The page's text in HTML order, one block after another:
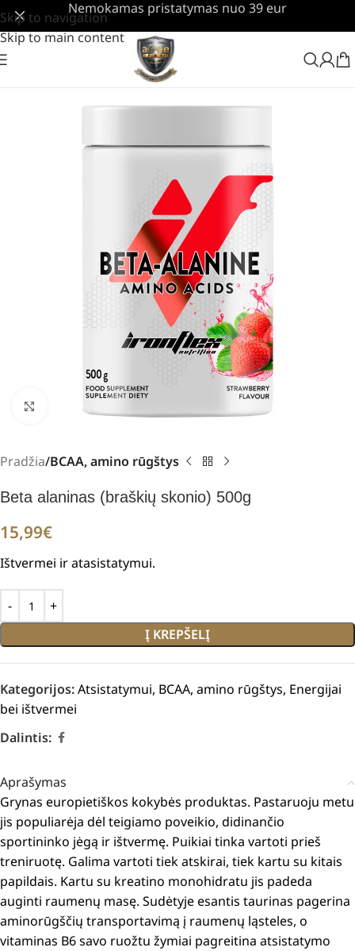
Skip to navigation
Skip to main content
Nemokamas pristatymas nuo 39 eur
Pradžia BCAA, amino rūgštys
Beta alaninas (braškių skonio) 500g
15,99€
Ištvermei ir atasistatymui.
Į KREPŠELĮ
Kategorijos:Atsistatymui, BCAA, amino rūgštys, Energijai
bei ištvermei
Dalintis:
Aprašymas
Grynas europietiškos kokybės produktas. Pastaruoju metu
jis populiarėja dėl teigiamo poveikio, didinančio
sportininko jėgą ir ištvermę. Puikiai tinka vartoti prieš
treniruotę. Galima vartoti tiek atskirai, tiek kartu su kitais
papildais. Kartu su kreatino monohidratu jis padeda
auginti raumenų masę. Sudėtyje esantis taurinas pagerina
aminorūgščių transportavimą į raumenų ląsteles, o
vitaminas B6 savo ruožtu žymiai pagreitina atsistatymo